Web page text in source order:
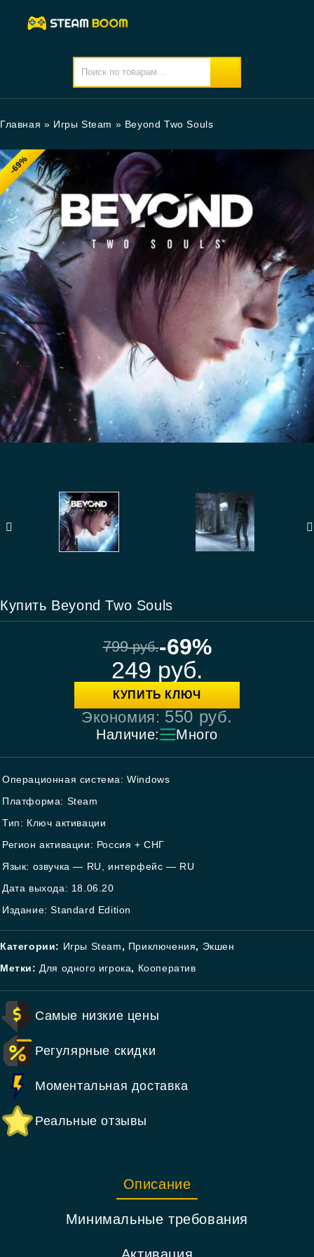
Главная » Игры Steam » Beyond Two Souls
-69%
Купить Beyond Two Souls
799руб.-69%
249 руб.
КУПИТЬ КЛЮЧ
Экономия: 550 руб.
Наличие: Много
Операционная система: Windows
Платформа: Steam
Тип: Ключ активации
Регион активации: Россия + СНГ
Язык: озвучка — RU, интерфейс — RU
Дата выхода: 18.06.20
Издание: Standard Edition
Категории: Игры Steam, Приключения, Экшен
Метки: Для одного игрока, Кооператив
Самые низкие цены
Регулярные скидки
Моментальная доставка
Реальные отзывы
Описание
Минимальные требования